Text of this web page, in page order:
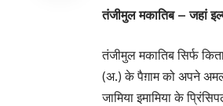
तंजीमुल मकातिब – जहां
तंजीमुल मकातिब सिर्फ
(अ.) के पैग़ाम को अपने
जामिया इमामिया के